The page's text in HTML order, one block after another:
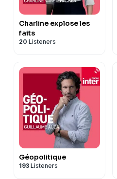
Charline explose les
faits
20 Listeners
Géopolitique
193 Listeners